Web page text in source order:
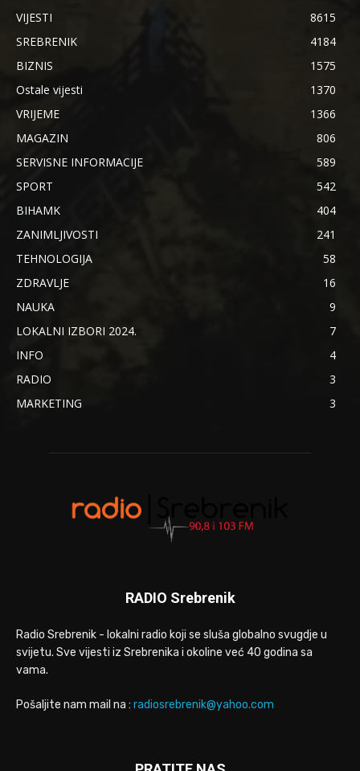
VIJESTI
8615
SREBRENIK
4184
BIZNIS
1575
Ostale vijesti
1370
VRIJEME
1366
MAGAZIN
806
SERVISNE INFORMACIJE
589
SPORT
542
BIHAMK
404
ZANIMLJIVOSTI
241
TEHNOLOGIJA
58
ZDRAVLJE
16
NAUKA
9
LOKALNI IZBORI 2024.
7
INFO
4
RADIO
3
MARKETING
3
RADIO Srebrenik
Radio Srebrenik - lokalni radio koji se sluša globalno svugdje u
svijetu. Sve vijesti iz Srebrenika i okoline već 40 godina sa
vama.
Pošaljite nam mail na : radiosrebrenik@yahoo.com